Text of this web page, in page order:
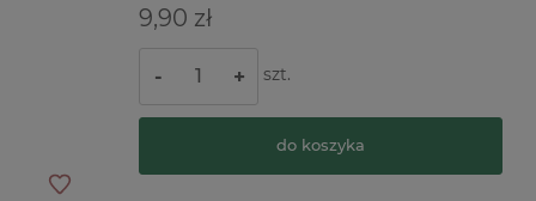
9,90 zł
- + szt.
do koszyka